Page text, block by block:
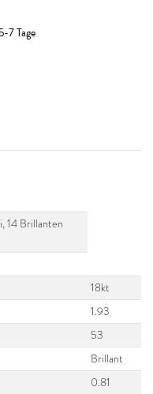
7 Tage
14 Brillanten
18kt
1.93
53
Brillant
0.81